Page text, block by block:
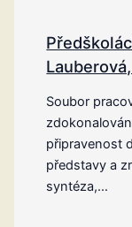
Soubor
připravenost
představy a
syntéza,…